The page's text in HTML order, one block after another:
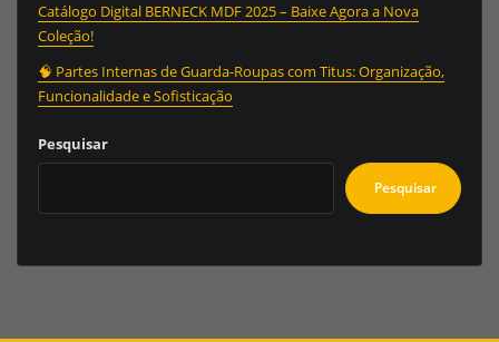
Catálogo Digital BERNECK MDF 2025 – Baixe Agora a Nova
Coleção!
🧠 Partes Internas de Guarda-Roupas com Titus: Organização,
Funcionalidade e Sofisticação
Pesquisar
Pesquisar